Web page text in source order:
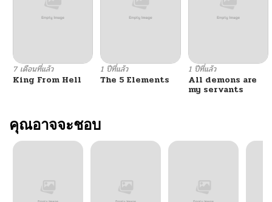
7 เดือนที่แล้ว
King From Hell
1 ปีที่แล้ว
The 5 Elements
1 ปีที่แล้ว
All demons are
my servants
คุณอาจจะชอบ